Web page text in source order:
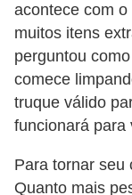
acontece com
muitos itens
perguntou
comece
truque válido
funcionará para
Para tornar seu
Quanto mais